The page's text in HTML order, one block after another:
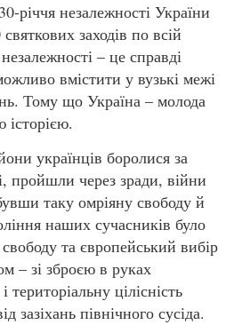
річчя незалежності України
заходів по всій
– це справді
вмістити у вузькі межі
Тому що Україна – молода
історією.
українців боролися за
пройшли через зради, війни
таку омріяну свободу й
наших сучасників було
та європейський вибір
– зі зброєю в руках
територіальну цілісність
зазіхань північного сусіда.